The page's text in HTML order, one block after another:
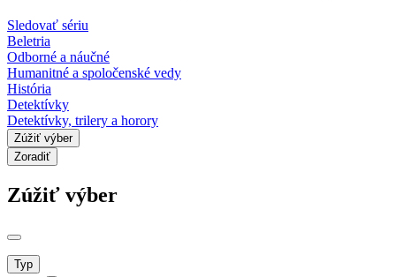
Sledovať sériu
Beletria
Odborné a náučné
Humanitné a spoločenské vedy
História
Detektívky
Detektívky, trilery a horory
Zúžiť výber
Zoradiť
Zúžiť výber
Typ